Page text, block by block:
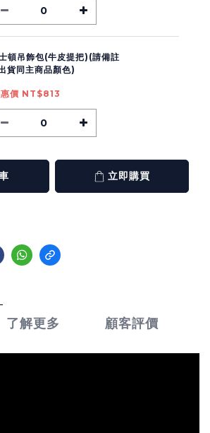
頓吊飾包(牛皮提把)(請備註
貨同主商品顏色)
價 NT$813
立即購買
了解更多 顧客評價